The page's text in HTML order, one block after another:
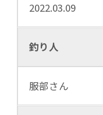
2022.03.09
釣り人
服部さん